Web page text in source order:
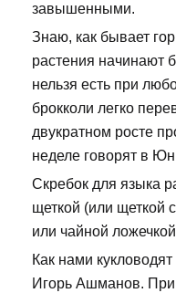
завышенными.
Знаю, как бывает
растения начинают
нельзя есть при
брокколи легко
двукратном росте
неделе говорят в
Скребок для языка
щеткой (или щеткой
или чайной
Как нами
Игорь Ашманов. При